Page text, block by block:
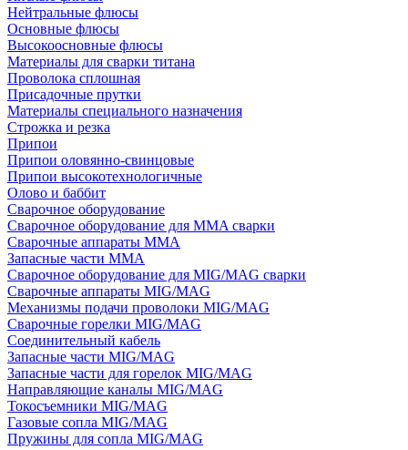
Нейтральные флюсы
Основные флюсы
Высокоосновные флюсы
Материалы для сварки титана
Проволока сплошная
Присадочные прутки
Материалы специального назначения
Строжка и резка
Припои
Припои оловянно-свинцовые
Припои высокотехнологичные
Олово и баббит
Сварочное оборудование
Сварочное оборудование для MMA сварки
Сварочные аппараты MMA
Запасные части MMA
Сварочное оборудование для MIG/MAG сварки
Сварочные аппараты MIG/MAG
Механизмы подачи проволоки MIG/MAG
Сварочные горелки MIG/MAG
Соединительный кабель
Запасные части MIG/MAG
Запасные части для горелок MIG/MAG
Направляющие каналы MIG/MAG
Токосъемники MIG/MAG
Газовые сопла MIG/MAG
Пружины для сопла MIG/MAG